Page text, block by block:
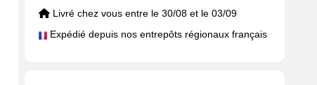
Livré chez vous entre le 30/08 et le 03/09
Expédié depuis nos entrepôts régionaux français